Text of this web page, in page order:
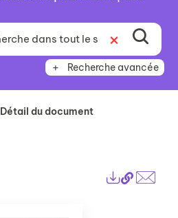
Recherche avancée
Détail du document
Lien